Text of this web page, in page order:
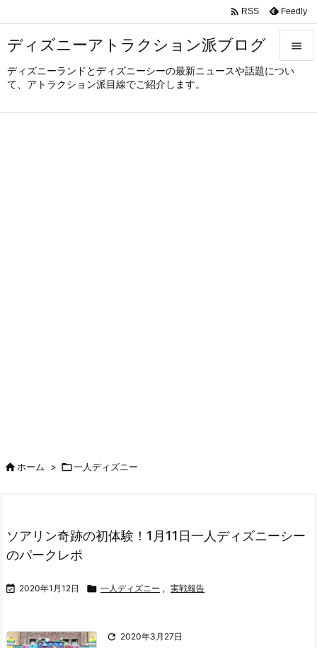
ディズニーアトラクション派ブログ
ディズニーランドとディズニーシーの最新ニュースや話題につい
て、アトラクション派目線でご紹介します。



 RSS Feedly
ホーム > 一人ディズニー
ソアリン奇跡の初体験！1月11日一人ディズニーシー
のパークレポ
 2020年1月12日  一人ディズニー , 実戦報告
 2020年3月27日